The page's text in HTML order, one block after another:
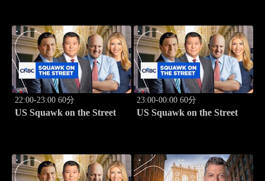
22:00-23:00 60分
US Squawk on the Street
23:00-00:00 60分
US Squawk on the Street